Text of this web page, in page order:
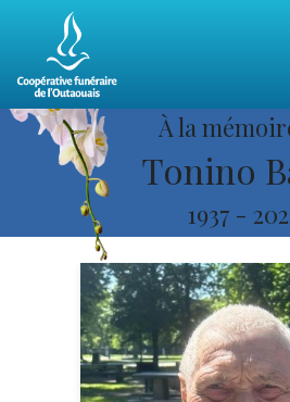
À la
Tonino
1937 -